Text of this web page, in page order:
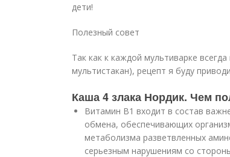
дети!
Полезный совет
Так как к каждой мультиварке
мультистакан), рецепт я буду
Каша 4 злака Нордик. Чем
Витамин В1 входит в состав
обмена, обеспечивающих
метаболизма разветвленных
серьезным нарушениям со